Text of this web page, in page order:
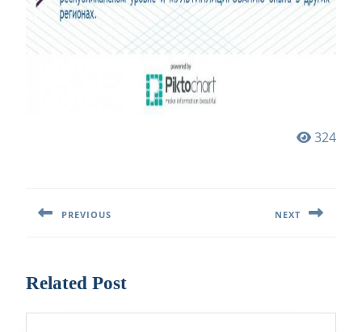
324
записям
PREVIOUS NEXT
Related Post